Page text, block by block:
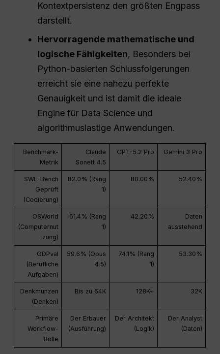
Kontextpersistenz den größten Engpass
darstellt.
Hervorragende mathematische und
logische Fähigkeiten, Besonders bei
Python-basierten Schlussfolgerungen
erreicht sie eine nahezu perfekte
Genauigkeit und ist damit die ideale
Engine für Data Science und
algorithmuslastige Anwendungen.
Benchmark-
Metrik
Claude
Sonett 4.5
GPT-5.2 Pro Gemini 3 Pro
SWE-Bench
Geprüft
(Codierung)
82.0% (Rang
1)
80.00% 52.40%
OSWorld
(Computernut
zung)
61.4% (Rang
1)
42.20%
Daten
ausstehend
GDPval
(Berufliche
Aufgaben)
59.6% (Opus
4.5)
74.1% (Rang
1)
53.30%
Denkmünzen
(Denken)
Bis zu 64K 128K+ 32K
Primäre
Workflow-
Rolle
Der Erbauer
(Ausführung)
Der Architekt
(Logik)
Der Analyst
(Daten)